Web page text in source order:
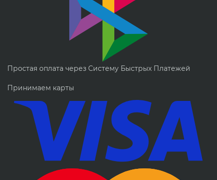
Простая оплата через Систему Быстрых Платежей
Принимаем карты